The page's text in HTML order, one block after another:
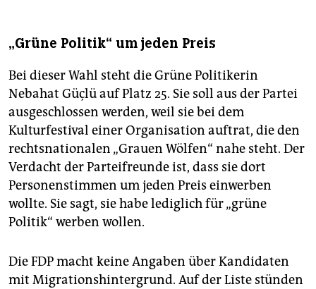
„Grüne Politik“ um jeden Preis
Bei dieser Wahl steht die Grüne Politikerin
Nebahat Güçlü auf Platz 25. Sie soll aus der Partei
ausgeschlossen werden, weil sie bei dem
Kulturfestival einer Organisation auftrat, die den
rechtsnationalen „Grauen Wölfen“ nahe steht. Der
Verdacht der Parteifreunde ist, dass sie dort
Personenstimmen um jeden Preis einwerben
wollte. Sie sagt, sie habe lediglich für „grüne
Politik“ werben wollen.
Die FDP macht keine Angaben über Kandidaten
mit Migrationshintergrund. Auf der Liste stünden